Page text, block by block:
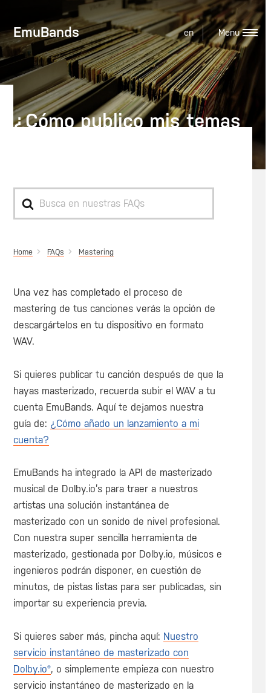
EmuBands en
¿Cómo publico mis temas
For
Home Mastering
Una vez has completado el proceso de
mastering de tus canciones verás la opción de
descargártelos en tu dispositivo en formato
WAV.
Si quieres publicar tu canción después de que la
hayas masterizado, recuerda subir el WAV a tu
cuenta EmuBands. Aquí te dejamos nuestra
guía de: ¿Cómo añado un lanzamiento a mi
cuenta?
EmuBands ha integrado la API de masterizado
musical de Dolby.io’s para traer a nuestros
artistas una solución instantánea de
masterizado con un sonido de nivel profesional.
Con nuestra super sencilla herramienta de
masterizado, gestionada por Dolby.io, músicos e
ingenieros podrán disponer, en cuestión de
minutos, de pistas listas para ser publicadas, sin
importar su experiencia previa.
Si quieres saber más, pincha aquí: Nuestro
servicio instantáneo de masterizado con
Dolby.io®, o simplemente empieza con nuestro
servicio instantáneo de masterizado en la